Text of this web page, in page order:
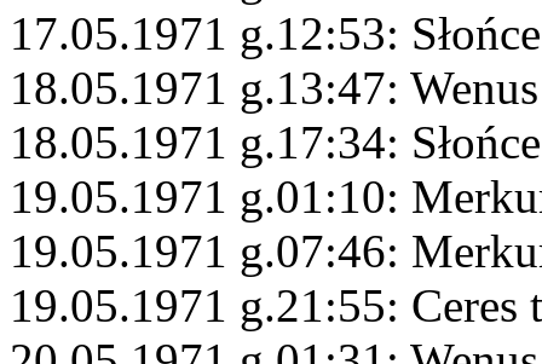
17.05.1971 g.12:53:
18.05.1971 g.13:47:
18.05.1971 g.17:34:
19.05.1971 g.01:10:
19.05.1971 g.07:46:
19.05.1971 g.21:55: Ceres